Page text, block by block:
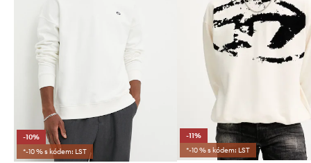
-10%
*-10 % s kódem: LST
-11%
*-10 % s kódem: LST